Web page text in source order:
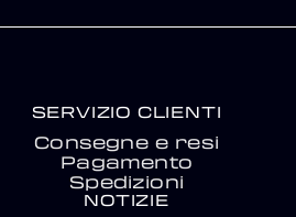
SERVIZIO CLIENTI
Consegne e resi
Pagamento
Spedizioni
NOTIZIE